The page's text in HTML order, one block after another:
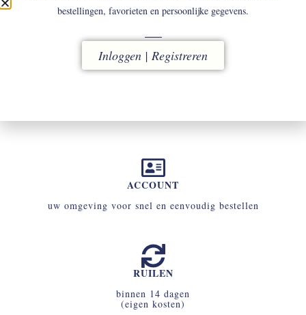
LEVERING
ACCOUNT
uw omgeving voor snel en eenvoudig bestellen
RUILEN
binnen 14 dagen
(eigen kosten)
bestellingen, favorieten en persoonlijke gegevens.
Inloggen | Registreren